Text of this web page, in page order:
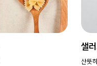
샐
산뜻